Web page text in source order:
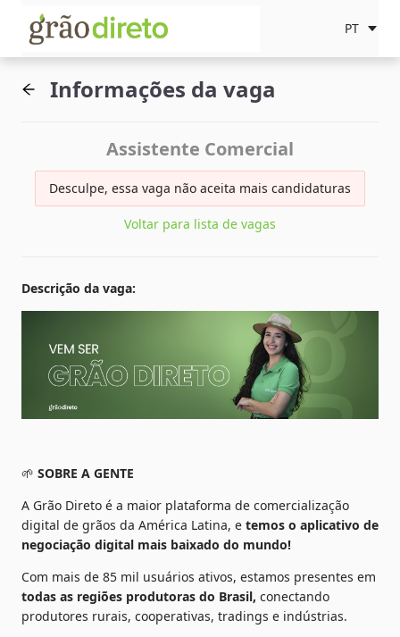
PT
Informações da vaga
Assistente Comercial
Desculpe, essa vaga não aceita mais candidaturas
Voltar para lista de vagas
Descrição da vaga:
🌱 SOBRE A GENTE
A Grão Direto é a maior plataforma de comercialização
digital de grãos da América Latina, e temos o aplicativo de
negociação digital mais baixado do mundo!
Com mais de 85 mil usuários ativos, estamos presentes em
todas as regiões produtoras do Brasil, conectando
produtores rurais, cooperativas, tradings e indústrias.